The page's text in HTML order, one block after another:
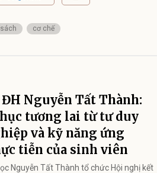
cơ chế
Nguyễn Tất Thành:
tương lai từ tư duy
và kỹ năng ứng
tiễn của sinh viên
Nguyễn Tất Thành tổ chức Hội nghị kết